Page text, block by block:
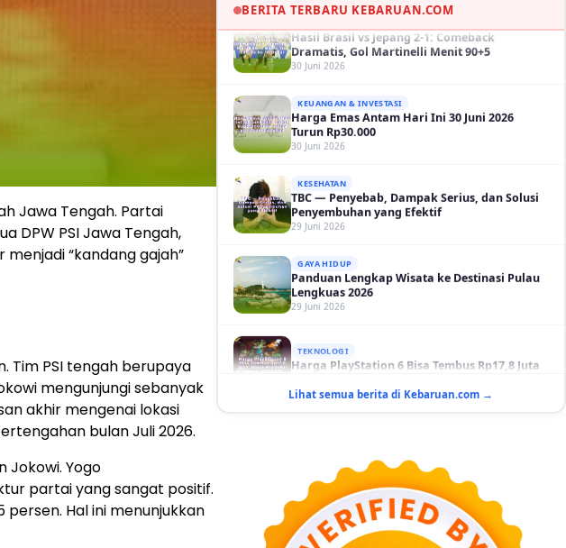
Jawa Tengah. Partai
DPW PSI Jawa Tengah,
“kandang gajah”
Tim PSI tengah berupaya
mengunjungi sebanyak
akhir mengenai lokasi
bulan Juli 2026.
Jokowi. Yogo
partai yang sangat positif.
Hal ini menunjukkan
BERITA TERBARU KEBARUAN.COM
Dramatis, Gol Martinelli Menit 90+5
30 Juni 2026
KEUANGAN & INVESTASI
30 Juni 2026
KESEHATAN
29 Juni 2026
GAYA HIDUP
29 Juni 2026
TEKNOLOGI
GAYA HIDUP
10 Adegan Film Terikat Janji yang Sangat Tak
KESEHATAN
Bahaya Memakai Softlens untuk Mata yang
Jarang Diketahui
29 Juni 2026
Lihat semua berita di Kebaruan.com →